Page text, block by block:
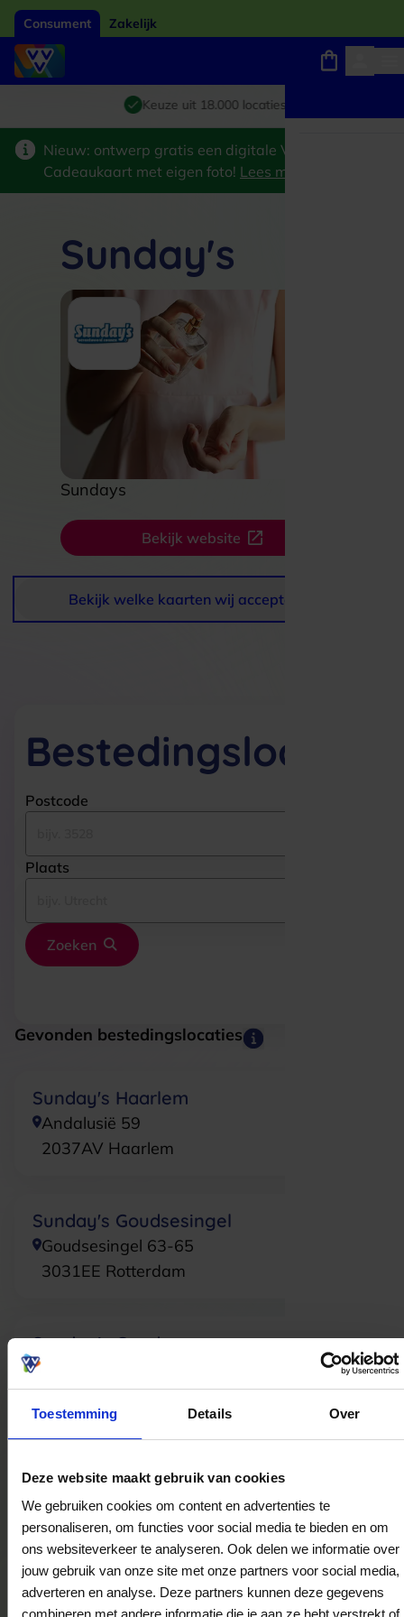
Toestemming Details Over
Deze website maakt gebruik van cookies
We gebruiken cookies om content en advertenties te
personaliseren, om functies voor social media te bieden en om
ons websiteverkeer te analyseren. Ook delen we informatie over
jouw gebruik van onze site met onze partners voor social media,
adverteren en analyse. Deze partners kunnen deze gegevens
combineren met andere informatie die je aan ze hebt verstrekt of
Consument Zakelijk
Giftcard van het jaar 2026
Keuze uit 18.000 locaties
Winkels, webshops en uitjes
Nieuw: ontwerp gratis een digitale VVV
Cadeaukaart met eigen foto! Lees meer
Sundays
Bekijk website
Sunday's
Bekijk welke kaarten wij accepteren
Bestedingslocaties
Postcode
Plaats
Zoeken
Gevonden bestedingslocaties
Sunday's Haarlem
Andalusië 59
2037AV Haarlem
Sunday's Goudsesingel
Goudsesingel 63-65
3031EE Rotterdam
Sunday's Gouda
2805BM Gouda
Grote Beer 19-c
3067TR Rotterdam
Sunday's Nieuwegein